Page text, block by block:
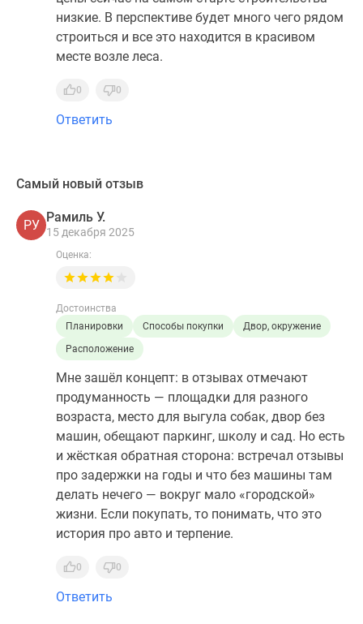
низкие. В перспективе будет много чего рядом
строиться и все это находится в красивом
месте возле леса.
0 0
Ответить
Самый новый отзыв
РУ
Рамиль У.
15 декабря 2025
Оценка:
Достоинства
Планировки
Способы покупки
Двор, окружение
Расположение
Мне зашёл концепт: в отзывах отмечают
продуманность — площадки для разного
возраста, место для выгула собак, двор без
машин, обещают паркинг, школу и сад. Но есть
и жёсткая обратная сторона: встречал отзывы
про задержки на годы и что без машины там
делать нечего — вокруг мало «городской»
жизни. Если покупать, то понимать, что это
история про авто и терпение.
0 0
Ответить